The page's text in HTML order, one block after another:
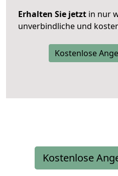
Erhalten Sie jetzt in nur
unverbindliche und
Kostenlose
Kostenlose